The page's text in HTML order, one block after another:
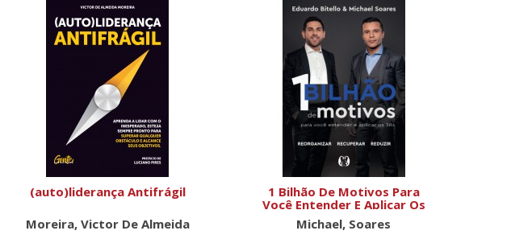
(auto)liderança Antifrágil
Moreira, Victor De Almeida
1 Bilhão De Motivos Para
Você Entender E Aplicar Os
3rs: Reorganizar; Recuperar;
Reduzir.
Michael, Soares